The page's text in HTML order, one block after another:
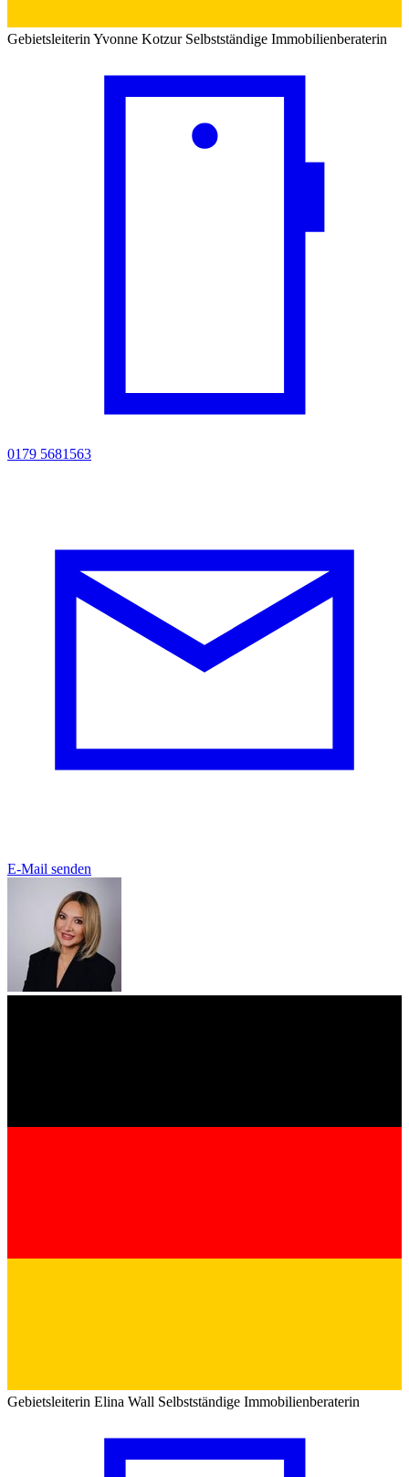
Gebietsleiterin Yvonne Kotzur Selbstständige Immobilienberaterin
0179 5681563
E-Mail senden
Gebietsleiterin Elina Wall Selbstständige Immobilienberaterin